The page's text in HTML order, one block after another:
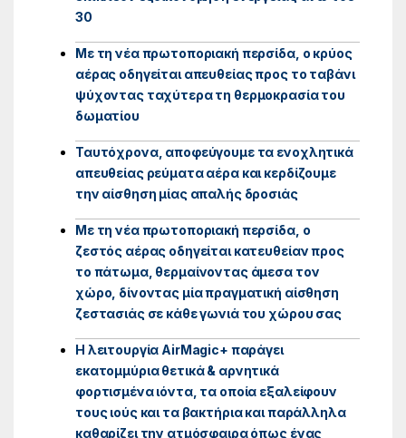
30
Με τη νέα πρωτοποριακή περσίδα, ο κρύος
αέρας οδηγείται απευθείας προς το ταβάνι
ψύχοντας ταχύτερα τη θερμοκρασία του
δωματίου
Ταυτόχρονα, αποφεύγουμε τα ενοχλητικά
απευθείας ρεύματα αέρα και κερδίζουμε
την αίσθηση μίας απαλής δροσιάς
Με τη νέα πρωτοποριακή περσίδα, ο
ζεστός αέρας οδηγείται κατευθείαν προς
το πάτωμα, θερμαίνοντας άμεσα τον
χώρο, δίνοντας μία πραγματική αίσθηση
ζεστασιάς σε κάθε γωνιά του χώρου σας
Η λειτουργία AirMagic+ παράγει
εκατομμύρια θετικά & αρνητικά
φορτισμένα ιόντα, τα οποία εξαλείφουν
τους ιούς και τα βακτήρια και παράλληλα
καθαρίζει την ατμόσφαιρα όπως ένας